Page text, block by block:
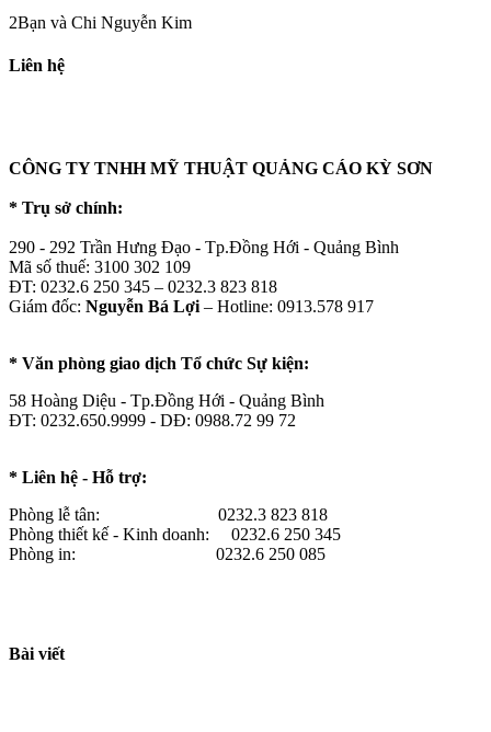
2Bạn và Chi Nguyễn Kim
Liên hệ
CÔNG TY TNHH MỸ THUẬT QUẢNG CÁO KỲ SƠN
* Trụ sở chính:
290 - 292 Trần Hưng Đạo - Tp.Đồng Hới - Quảng Bình
Mã số thuế: 3100 302 109
ĐT: 0232.6 250 345 – 0232.3 823 818
Giám đốc: Nguyễn Bá Lợi – Hotline: 0913.578 917
* Văn phòng giao dịch Tổ chức Sự kiện:
58 Hoàng Diệu - Tp.Đồng Hới - Quảng Bình
ĐT: 0232.650.9999 - DĐ: 0988.72 99 72
* Liên hệ - Hỗ trợ:
Phòng lễ tân: 0232.3 823 818
Phòng thiết kế - Kinh doanh: 0232.6 250 345
Phòng in: 0232.6 250 085
Bài viết